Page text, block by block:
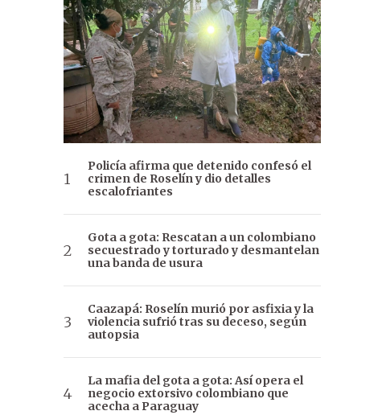
Policía afirma que detenido confesó el
crimen de Roselín y dio detalles
escalofriantes
Gota a gota: Rescatan a un colombiano
secuestrado y torturado y desmantelan
una banda de usura
Caazapá: Roselín murió por asfixia y la
violencia sufrió tras su deceso, según
autopsia
La mafia del gota a gota: Así opera el
negocio extorsivo colombiano que
acecha a Paraguay